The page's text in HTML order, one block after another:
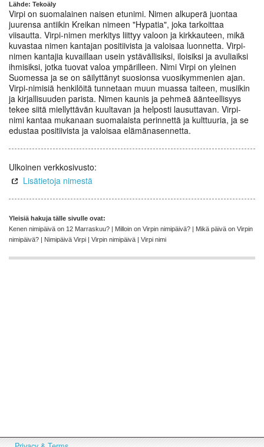
Lähde: Tekoäly
Virpi on suomalainen naisen etunimi. Nimen alkuperä juontaa
juurensa antiikin Kreikan nimeen "Hypatia", joka tarkoittaa
viisautta. Virpi-nimen merkitys liittyy valoon ja kirkkauteen, mikä
kuvastaa nimen kantajan positiivista ja valoisaa luonnetta. Virpi-
nimen kantajia kuvaillaan usein ystävällisiksi, iloisiksi ja avuliaiksi
ihmisiksi, jotka tuovat valoa ympärilleen. Nimi Virpi on yleinen
Suomessa ja se on säilyttänyt suosionsa vuosikymmenien ajan.
Virpi-nimisiä henkilöitä tunnetaan muun muassa taiteen, musiikin
ja kirjallisuuden parista. Nimen kaunis ja pehmeä äänteellisyys
tekee siitä miellyttävän kuultavan ja helposti lausuttavan. Virpi-
nimi kantaa mukanaan suomalaista perinnettä ja kulttuuria, ja se
edustaa positiivista ja valoisaa elämänasennetta.
Ulkoinen verkkosivusto:
Lisätietoja nimestä
Yleisiä hakuja tälle sivulle ovat:
Kenen nimipäivä on 12 Marraskuu? | Milloin on Virpin nimipäivä? | Mikä päivä on Virpin
nimipäivä? | Nimipäivä Virpi | Virpin nimipäivä | Virpi nimi